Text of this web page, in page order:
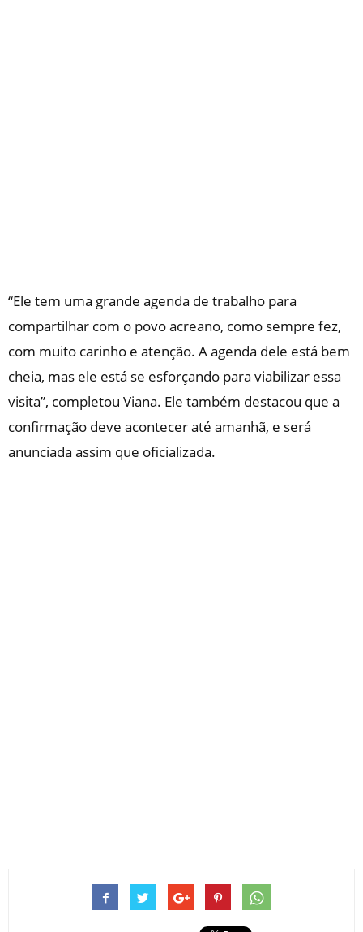
“Ele tem uma grande agenda de trabalho para
compartilhar com o povo acreano, como sempre fez,
com muito carinho e atenção. A agenda dele está bem
cheia, mas ele está se esforçando para viabilizar essa
visita”, completou Viana. Ele também destacou que a
confirmação deve acontecer até amanhã, e será
anunciada assim que oficializada.